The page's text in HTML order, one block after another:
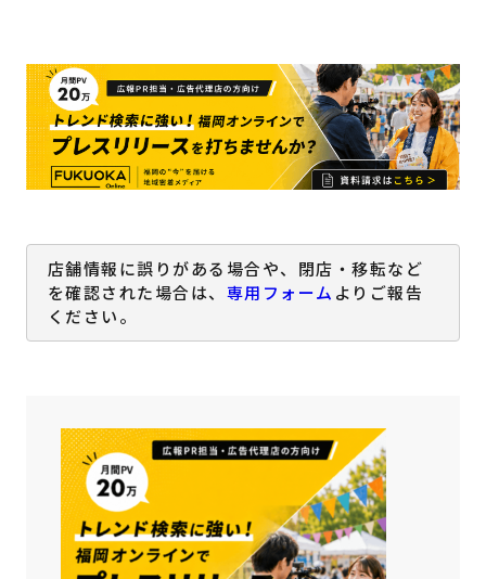
店舗情報に誤りがある場合や、閉店・移転など
を確認された場合は、 専用フォーム よりご報告
ください。